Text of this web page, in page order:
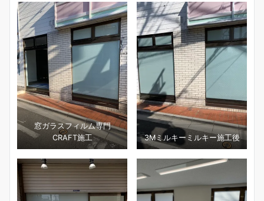
窓ガラスフィルム専門
CRAFT施工
3Ⅿミルキーミルキー施工後